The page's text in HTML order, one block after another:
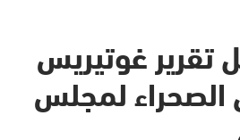
تقرير غوتيريس
الصحراء لمجلس